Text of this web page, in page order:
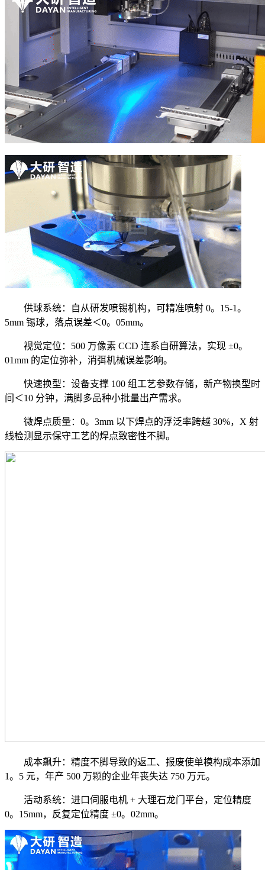
供球系统：自从研发喷锡机构，可精准喷射 0。15-1。
5mm 锡球，落点误差＜0。05mm。
视觉定位：500 万像素 CCD 连系自研算法，实现 ±0。
01mm 的定位弥补，消弭机械误差影响。
快速换型：设备支撑 100 组工艺参数存储，新产物换型时
间＜10 分钟，满脚多品种小批量出产需求。
微焊点质量：0。3mm 以下焊点的浮泛率跨越 30%，X 射
线检测显示保守工艺的焊点致密性不脚。
成本飙升：精度不脚导致的返工、报废使单模构成本添加
1。5 元，年产 500 万颗的企业年丧失达 750 万元。
活动系统：进口伺服电机 + 大理石龙门平台，定位精度
0。15mm，反复定位精度 ±0。02mm。